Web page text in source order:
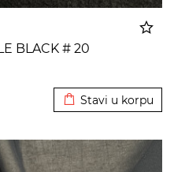
BLACK # 20
Stavi u korpu